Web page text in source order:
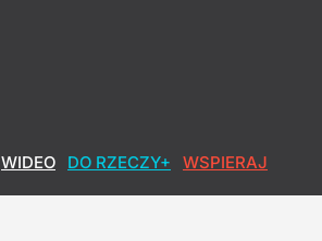
WIDEO DO RZECZY+ WSPIERAJ